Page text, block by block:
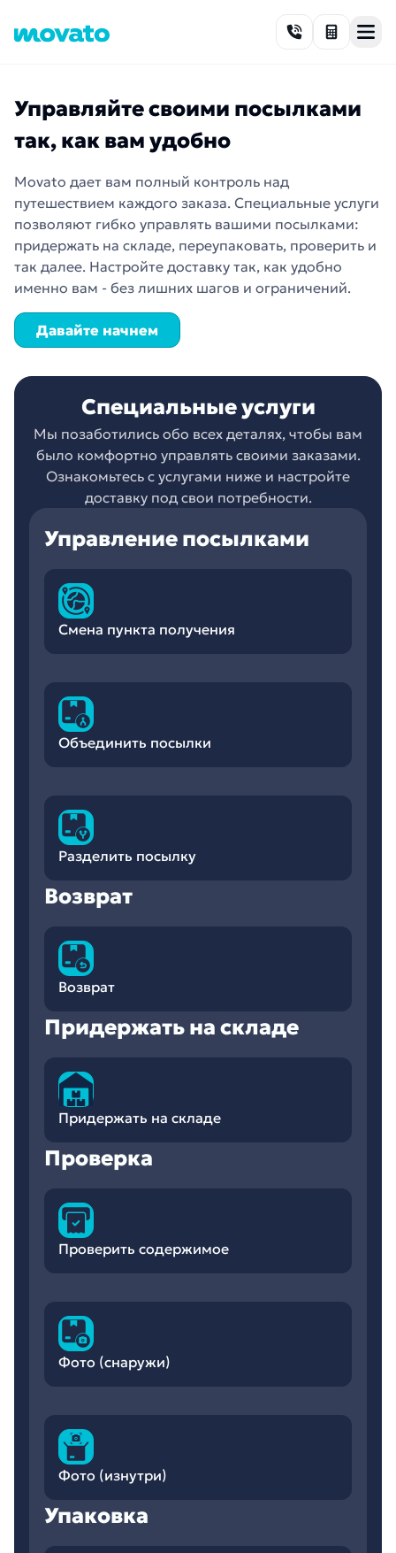
Управляйте своими посылками
так, как вам удобно
Movato дает вам полный контроль над
путешествием каждого заказа. Специальные услуги
позволяют гибко управлять вашими посылками:
придержать на складе, переупаковать, проверить и
так далее. Настройте доставку так, как удобно
именно вам - без лишних шагов и ограничений.
Давайте начнем
Специальные услуги
Мы позаботились обо всех деталях, чтобы вам
было комфортно управлять своими заказами.
Ознакомьтесь с услугами ниже и настройте
доставку под свои потребности.
Управление посылками
Смена пункта получения
Объединить посылки
Разделить посылку
Возврат
Возврат
Придержать на складе
Придержать на складе
Проверка
Проверить содержимое
Фото (снаружи)
Фото (изнутри)
Упаковка